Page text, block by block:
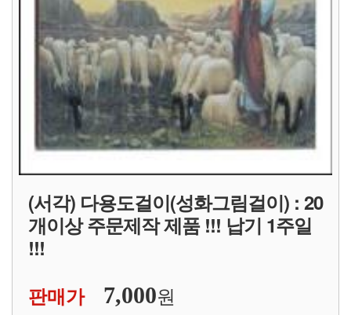
(서각) 다용도걸이(성화그림걸이) : 20
개이상 주문제작 제품 !!! 납기 1주일
!!!
판매가
7,000원